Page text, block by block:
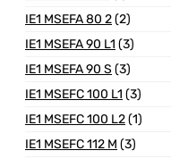
IE1 MSEFA 80 2(2)
IE1 MSEFA 90 L1 (3)
IE1 MSEFA 90 S (3)
IE1 MSEFC 100 L1 (3)
IE1 MSEFC 100 L2(1)
IE1 MSEFC 112 M (3)